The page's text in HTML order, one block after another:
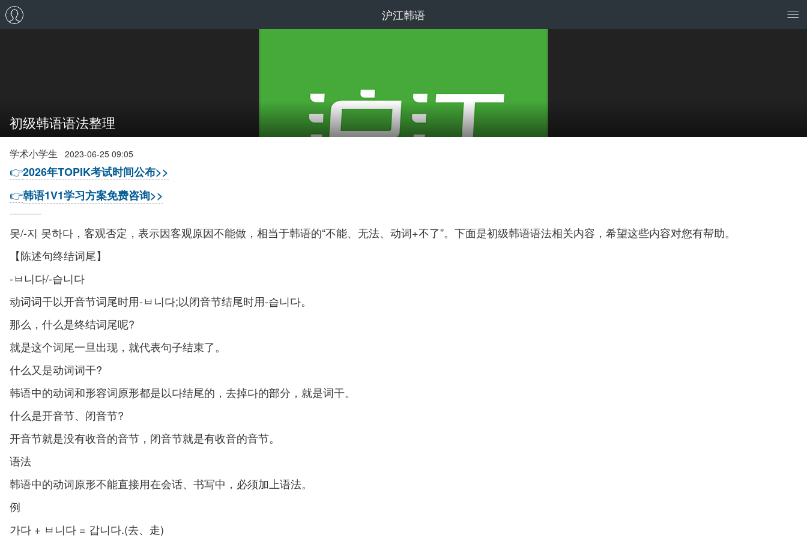
沪江韩语
初级韩语语法整理
学术小学生 2023-06-25 09:05
👉2026年TOPIK考试时间公布>>
👉韩语1V1学习方案免费咨询>>
못/-지 못하다，客观否定，表示因客观原因不能做，相当于韩语的“不能、无法、动词+不了”。下面是初级韩语语法相关内容，希望这些内容对您有帮助。
【陈述句终结词尾】
-ㅂ니다/-습니다
动词词干以开音节词尾时用-ㅂ니다;以闭音节结尾时用-습니다。
那么，什么是终结词尾呢?
就是这个词尾一旦出现，就代表句子结束了。
什么又是动词词干?
韩语中的动词和形容词原形都是以다结尾的，去掉다的部分，就是词干。
什么是开音节、闭音节?
开音节就是没有收音的音节，闭音节就是有收音的音节。
语法
韩语中的动词原形不能直接用在会话、书写中，必须加上语法。
例
가다 + ㅂ니다 = 갑니다.(去、走)